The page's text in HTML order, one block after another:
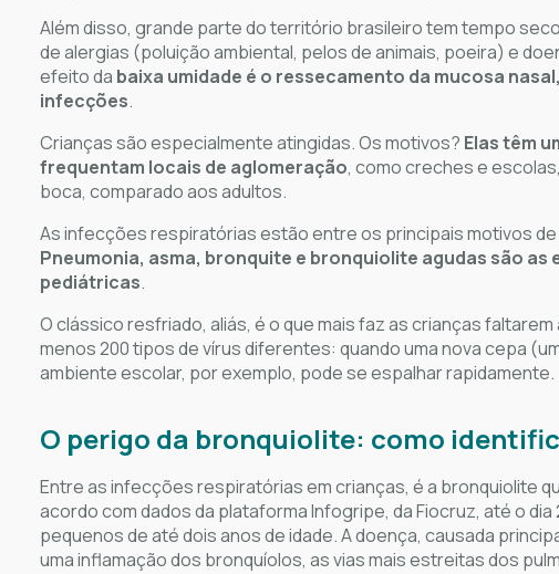
Além disso, grande parte do território brasileiro tem tempo
de alergias (poluição ambiental, pelos de animais, poeira) e
efeito da baixa umidade é o ressecamento da mucosa
infecções.
Crianças são especialmente atingidas. Os motivos? Elas têm
frequentam locais de aglomeração, como creches e
boca, comparado aos adultos.
As infecções respiratórias estão entre os principais motivos
Pneumonia, asma, bronquite e bronquiolite agudas são
pediátricas.
O clássico resfriado, aliás, é o que mais faz as crianças
menos 200 tipos de vírus diferentes: quando uma nova cepa
ambiente escolar, por exemplo, pode se espalhar rapidamente.
O perigo da bronquiolite: como
Entre as infecções respiratórias em crianças, é a bronquiolite
acordo com dados da plataforma Infogripe, da Fiocruz, até o
pequenos de até dois anos de idade. A doença, causada
uma inflamação dos bronquíolos, as vias mais estreitas dos